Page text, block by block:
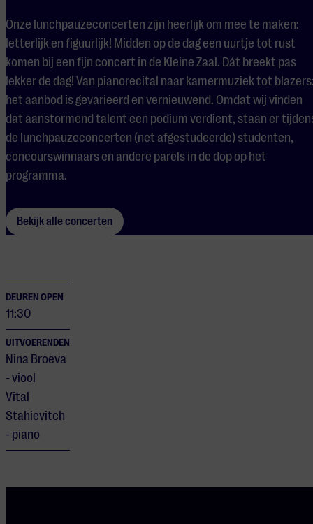
Onze lunchpauzeconcerten zijn heerlijk om mee te maken:
letterlijk en figuurlijk! Midden op de dag een uurtje tot rust
komen bij een fijn concert in de Kleine Zaal. Dát breekt pas
lekker de dag! Van pianorecital naar kamermuziek tot
het aanbod is gevarieerd en vernieuwend. Omdat wij vinden
dat aanstormend talent een podium verdient, staan er
de lunchpauzeconcerten (net afgestudeerde) studenten,
concourswinnaars en andere parels in de dop op het
programma.
Bekijk alle concerten
DEUREN OPEN
11:30
UITVOERENDEN
Nina Broeva
- viool
Vital
Stahievitch
- piano